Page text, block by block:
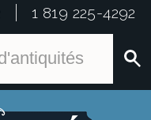
1 819 225-4292